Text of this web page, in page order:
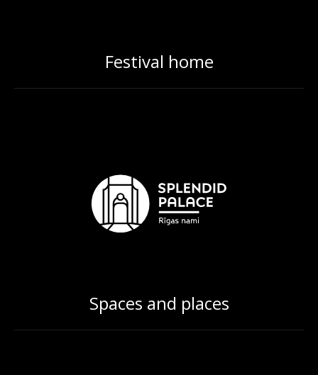
Festival home
Spaces and places